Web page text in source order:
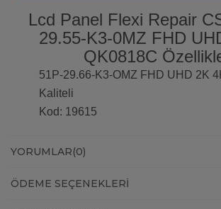
Lcd Panel Flexi Repair
29.55-K3-0MZ FHD
QK0818C
51P-29.66-K3-OMZ FHD UHD 2K
Kaliteli
Kod: 19615
YORUMLAR(0)
ÖDEME SEÇENEKLERI